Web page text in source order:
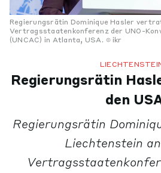
Regierungsrätin Dominique Hasler
Vertragsstaatenkonferenz der UNO-
(UNCAC) in Atlanta, USA.
ikr
Regierungsrätin
den
Regierungsrätin
Liechtenstein